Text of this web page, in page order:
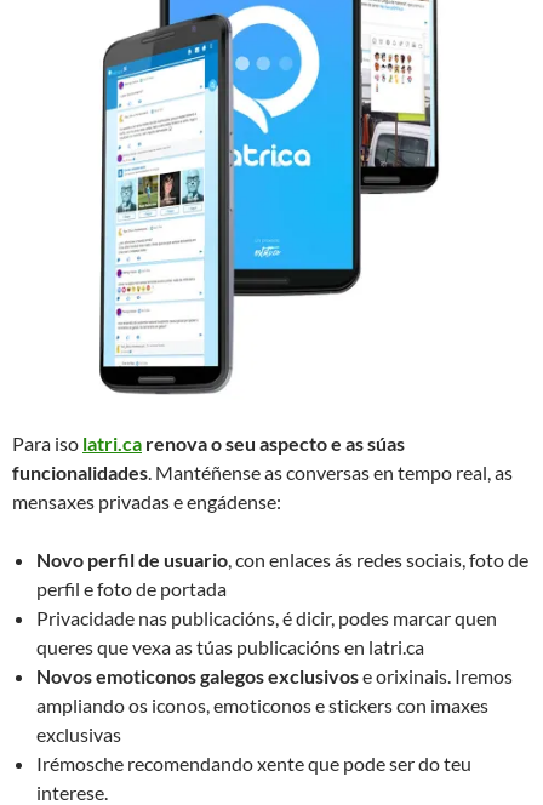
Para iso latri.ca renova o seu aspecto e as súas
funcionalidades. Mantéñense as conversas en tempo real, as
mensaxes privadas e engádense:
Novo perfil de usuario, con enlaces ás redes sociais, foto de
perfil e foto de portada
Privacidade nas publicacións, é dicir, podes marcar quen
queres que vexa as túas publicacións en latri.ca
Novos emoticonos galegos exclusivose orixinais. Iremos
ampliando os iconos, emoticonos e stickers con imaxes
exclusivas
Irémosche recomendando xente que pode ser do teu
interese.